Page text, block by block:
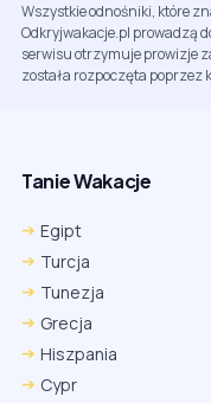
Wszystkie odnośniki, które
Odkryjwakacje.pl prowadzą
serwisu otrzymuje prowizje
została rozpoczęta
Tanie Wakacje
Egipt
Turcja
Tunezja
Grecja
Hiszpania
Cypr